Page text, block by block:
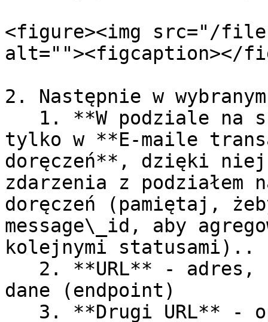
<figure><img src="/files/
alt=""><figcaption></
2. Następnie w
tylko w **E-maile
doręczeń**, dzięki niej
zdarzenia z podziałem
doręczeń (pamiętaj,
message\_id, aby
kolejnymi statusami)..
dane (endpoint)